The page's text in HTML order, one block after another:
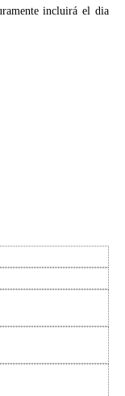
incluirá el dia